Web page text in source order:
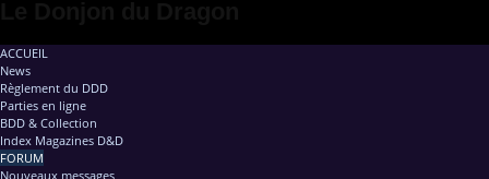
ACCUEIL
News
Règlement du DDD
Parties en ligne
BDD & Collection
Index Magazines D&D
FORUM
Nouveaux messages